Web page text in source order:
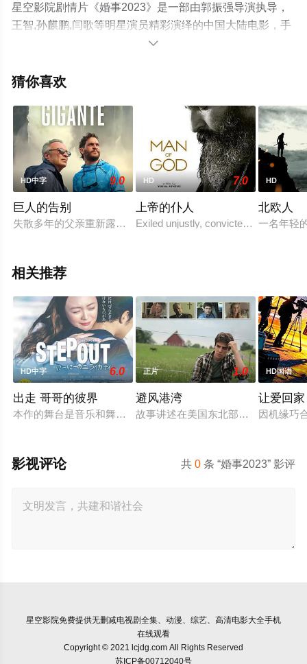
星空影院剧情片《婚事2023》是一部由郭振强导演执导，
王智,孙麒鹏,闫歌等明星演员精彩演绎的中国大陆电影，手
机免费观看高清未删减完整版电影大全就上星空影视，更
解。

猜你喜欢
HD中字 9.0
巨人的告别
失散多年的父亲重新露面，这名导游必须应对旧日伤痛，并做出
HD 7.0
上帝的仆人
Exiled unjustly, convicted without
HD
北欧人
一名年轻
相关推荐
HD中字 6.0
出走 哥哥的彼界
本作的舞台是音乐和舞蹈融入生活的冲绳。与母亲朱音、妹妹
正片 1.0
避风港湾
故事讲述在美国东北部一个小镇的农
HD国语
让爱回家
因机缘巧
共0 条 “婚事2023” 影评
影视评论
星空影院免费提供无删减电视剧全集、动漫、综艺、高清电影大全手机
在线观看
Copyright © 2021 lcjdg.com All Rights Reserved
苏ICP备00712040号